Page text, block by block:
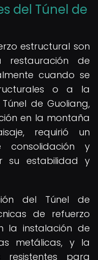
del Túnel de
estructural son
de
cuando se
o a la
de Guoliang,
en la montaña
requirió un
consolidación y
su estabilidad y
del Túnel de
de refuerzo
la instalación de
metálicas, y la
resistentes para